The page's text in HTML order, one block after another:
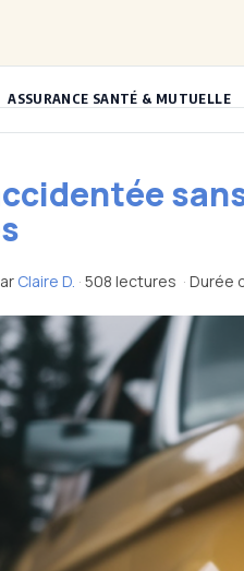
ASSURANCE SANTÉ & MUTUELLE
Claire D. · 508 lectures · Durée